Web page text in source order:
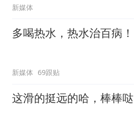
新媒体
多喝热水，热水治百病！
新媒体 69跟贴
这滑的挺远的哈，棒棒哒